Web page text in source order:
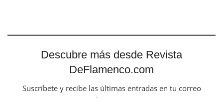
Descubre más desde Revista
DeFlamenco.com
Suscríbete y recibe las últimas entradas en tu correo